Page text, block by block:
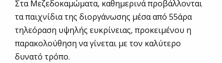
Στα Μεζεδοκαμώματα, καθημερινά προβάλλονται
τα παιχνίδια της διοργάνωσης μέσα από 55άρα
τηλεόραση υψηλής ευκρίνειας, προκειμένου η
παρακολούθηση να γίνεται με τον καλύτερο
δυνατό τρόπο.